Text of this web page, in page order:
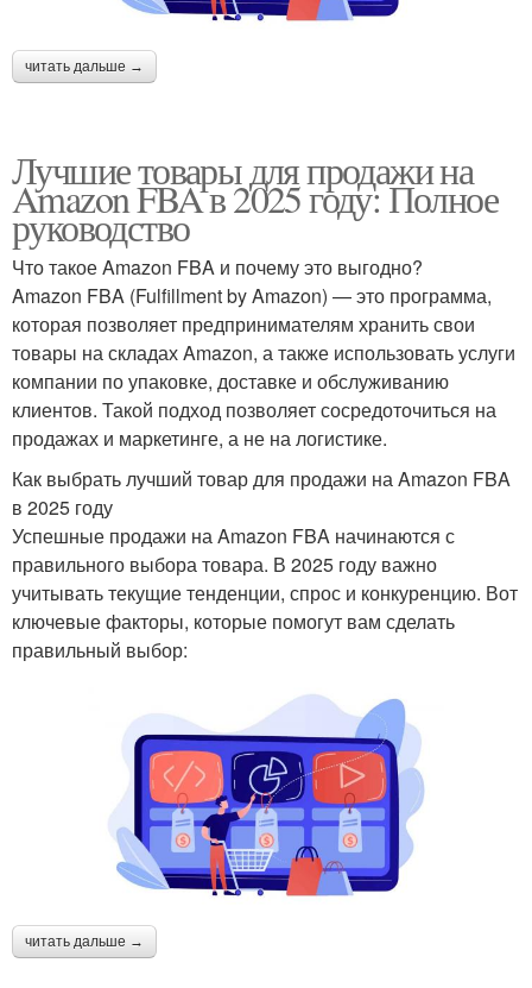
читать дальше →
Лучшие товары для продажи на
Amazon FBA в 2025 году: Полное
руководство
Что такое Amazon FBA и почему это выгодно?
Amazon FBA (Fulfillment by Amazon) — это программа,
которая позволяет предпринимателям хранить свои
товары на складах Amazon, а также использовать услуги
компании по упаковке, доставке и обслуживанию
клиентов. Такой подход позволяет сосредоточиться на
продажах и маркетинге, а не на логистике.
Как выбрать лучший товар для продажи на Amazon FBA
в 2025 году
Успешные продажи на Amazon FBA начинаются с
правильного выбора товара. В 2025 году важно
учитывать текущие тенденции, спрос и конкуренцию. Вот
ключевые факторы, которые помогут вам сделать
правильный выбор:
читать дальше →